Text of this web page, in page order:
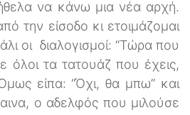
να κάνω μια νέα αρχή.
την είσοδο κι ετοιμάζομαι
οι διαλογισμοί: “Τώρα που
όλοι τα τατουάζ που έχεις,
είπα: “Όχι, θα μπω” και
ο αδελφός που μιλούσε